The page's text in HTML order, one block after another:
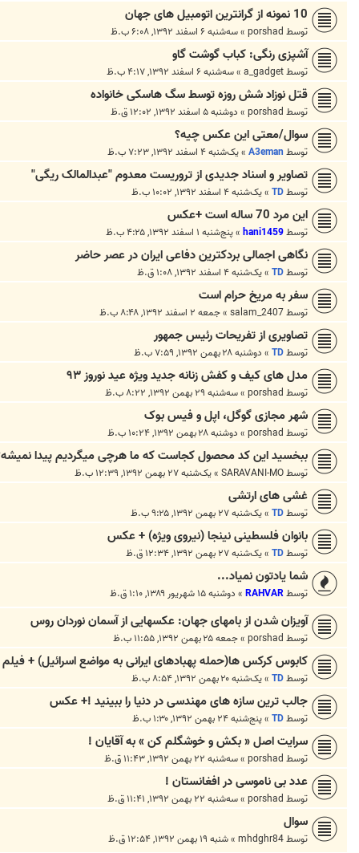
10 نمونه از گرانترین اتومبیل های جهان
توسط porshad
»سه‌شنبه ۶ اسفند ۱۳۹۲, ۶:۰۸ ب.ظ
آشپزی رنگی: کباب گوشت گاو
توسطa_gadget
»سه‌شنبه ۶ اسفند ۱۳۹۲, ۴:۱۷ ب.ظ
قتل نوزاد شش روزه توسط سگ هاسکی خانواده
توسط porshad
» دوشنبه ۵ اسفند ۱۳۹۲, ۱۲:۰۲ ق.ظ
سوال/معتی این عکس چیه؟
توسط A3eman
»یک‌شنبه ۴ اسفند ۱۳۹۲, ۷:۲۳ ب.ظ
تصاویر و اسناد جدیدی از تروریست معدوم "عبدالمالک ریگی"
توسطTD
»یک‌شنبه ۴ اسفند ۱۳۹۲, ۱۰:۰۲ ب.ظ
این مرد 70 ساله است +عکس
توسطhani1459
»پنج‌شنبه ۱ اسفند ۱۳۹۲, ۴:۲۵ ب.ظ
نگاهی اجمالی بردکترین دفاعی ایران در عصر حاضر
توسطTD
»یک‌شنبه ۴ اسفند ۱۳۹۲, ۱:۰۸ ق.ظ
سفر به مریخ حرام است
توسطsalam_2407
»جمعه ۲ اسفند ۱۳۹۲, ۸:۴۸ ب.ظ
تصاویری از تفریحات رئیس جمهور
توسطTD
» دوشنبه ۲۸ بهمن ۱۳۹۲, ۷:۵۹ ب.ظ
مدل های کیف و کفش زنانه جدید ویژه عید نوروز ۹۳
توسط porshad
»سه‌شنبه ۲۹ بهمن ۱۳۹۲, ۸:۲۲ ب.ظ
شهر مجازی گوگل، اپل و فیس بوک
توسط porshad
» دوشنبه ۲۸ بهمن ۱۳۹۲, ۱۰:۲۴ ب.ظ
ببخسید این کد محصول کجاست که ما هرچی میگردیم پیدا
توسطSARAVANI-MO
»یک‌شنبه ۲۷ بهمن ۱۳۹۲, ۱۲:۳۹ ب.ظ
غشی های ارتشی
توسطTD
»یک‌شنبه ۲۷ بهمن ۱۳۹۲, ۹:۲۵ ب.ظ
بانوان فلسطینی نینجا (نیروی ویژه) + عکس
توسطTD
»یک‌شنبه ۲۷ بهمن ۱۳۹۲, ۱۲:۳۴ ق.ظ
شما یادتون نمیاد...
توسطRAHVAR
» دوشنبه ۱۵ شهریور ۱۳۸۹, ۱:۱۰ ق.ظ
آویزان شدن از بامهای جهان: عکسهایی از آسمان نوردان روس
توسط porshad
»جمعه ۲۵ بهمن ۱۳۹۲, ۱۱:۵۵ ب.ظ
کابوس کرکس ها(حمله پهبادهای ایرانی به مواضع اسرائیل) + فیلم
توسطTD
»یک‌شنبه ۲۰ بهمن ۱۳۹۲, ۸:۵۴ ب.ظ
جالب ترین سازه های مهندسی در دنیا را ببینید !+ عکس
توسطTD
»پنج‌شنبه ۲۴ بهمن ۱۳۹۲, ۱:۳۰ ب.ظ
سرایت اصل « بکش و خوشگلم کن » به آقایان !
توسط porshad
»سه‌شنبه ۲۲ بهمن ۱۳۹۲, ۱۱:۴۳ ق.ظ
عدد بی ناموسی در افغانستان !
توسط porshad
»سه‌شنبه ۲۲ بهمن ۱۳۹۲, ۱۱:۴۱ ق.ظ
سوال
توسطmhdghr84
»شنبه ۱۹ بهمن ۱۳۹۲, ۱۲:۵۴ ق.ظ